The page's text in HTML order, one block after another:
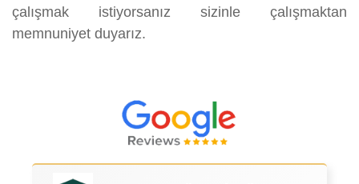
çalışmak istiyorsanız sizinle çalışmaktan
memnuniyet duyarız.